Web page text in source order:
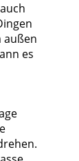
außen
es